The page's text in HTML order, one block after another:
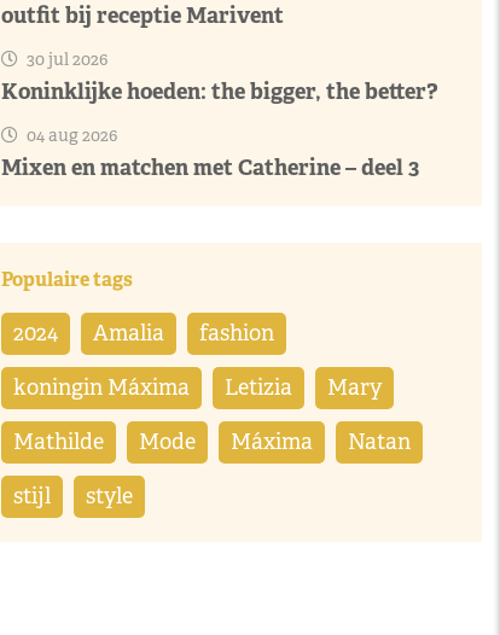
outfit bij receptie Marivent
30 jul 2026
Koninklijke hoeden: the bigger, the better?
04 aug 2026
Mixen en matchen met Catherine – deel 3
Populaire tags
2024 Amalia fashion
koningin Máxima Letizia Mary
Mathilde Mode Máxima Natan
stijl style